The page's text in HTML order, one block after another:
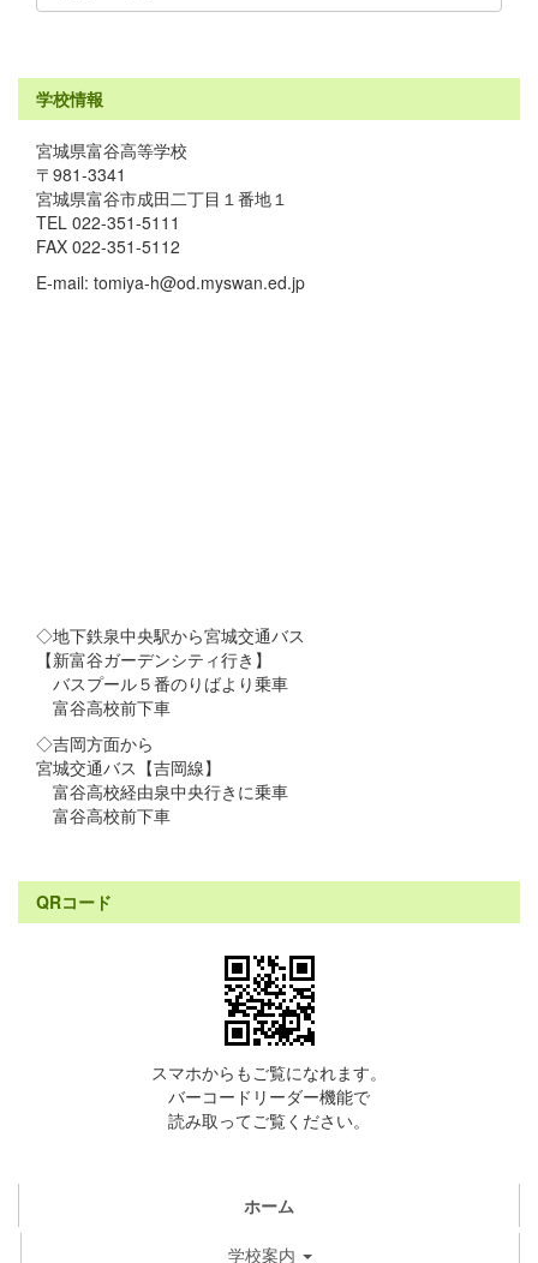
学校情報
宮城県富谷高等学校
〒981-3341
宮城県富谷市成田二丁目１番地１
TEL 022-351-5111
FAX 022-351-5112
E-mail: tomiya-h@od.myswan.ed.jp
◇地下鉄泉中央駅から宮城交通バス
【新富谷ガーデンシティ行き】
バスプール５番のりばより乗車
富谷高校前下車
◇吉岡方面から
宮城交通バス【吉岡線】
富谷高校経由泉中央行きに乗車
富谷高校前下車
QRコード
スマホからもご覧になれます。
バーコードリーダー機能で
読み取ってご覧ください。
ホーム
学校案内